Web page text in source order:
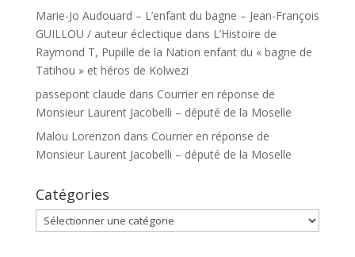
Marie-Jo Audouard – L’enfant du bagne – Jean-François
GUILLOU / auteur éclectique dans L’Histoire de
Raymond T, Pupille de la Nation enfant du « bagne de
Tatihou » et héros de Kolwezi
passepont claude dans Courrier en réponse de
Monsieur Laurent Jacobelli – député de la Moselle
Malou Lorenzon dans Courrier en réponse de
Monsieur Laurent Jacobelli – député de la Moselle
Catégories
Catégories